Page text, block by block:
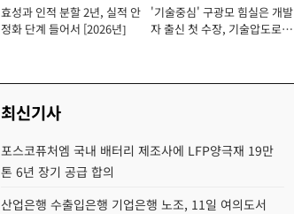
장
효성과 인적 분할 2년, 실적 안
정화 단계 들어서 [2026년]
이사 사장
'기술중심' 구광모 힘실은 개발
자 출신 첫 수장, 기술압도로
최신기사
포스코퓨처엠 국내 배터리 제조사에 LFP양극재 19만
톤 6년 장기 공급 합의
산업은행 수출입은행 기업은행 노조, 11일 여의도서